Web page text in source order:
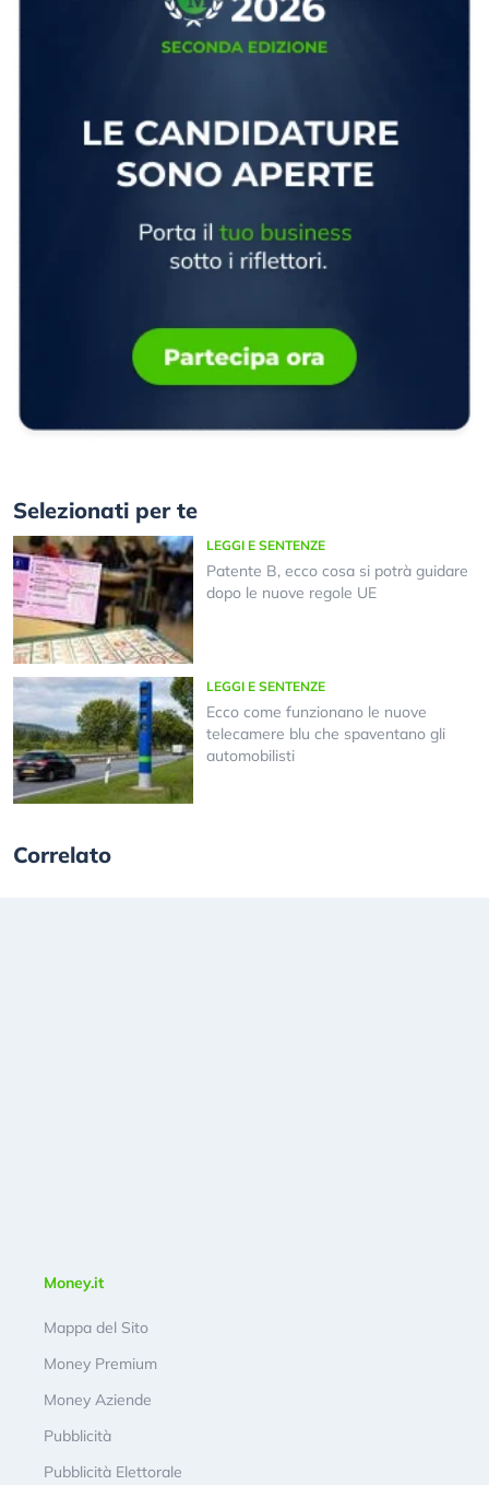
Selezionati per te
LEGGI E SENTENZE
Patente B, ecco cosa si potrà guidare
dopo le nuove regole UE
LEGGI E SENTENZE
Ecco come funzionano le nuove
telecamere blu che spaventano gli
automobilisti
Correlato
Money.it
Mappa del Sito
Money Premium
Money Aziende
Pubblicità
Pubblicità Elettorale